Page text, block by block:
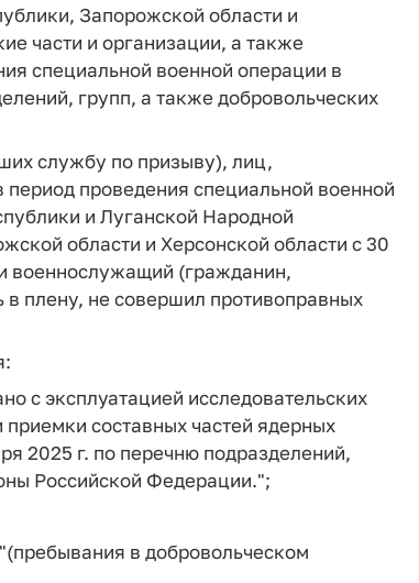
Запорожской области и
части и организации, а также
специальной военной операции в
групп, а также добровольческих
службу по призыву), лиц,
проведения специальной военной
и Луганской Народной
области и Херсонской области с 30
военнослужащий (гражданин,
плену, не совершил противоправных
с эксплуатацией исследовательских
составных частей ядерных
2025 г. по перечню подразделений,
Российской Федерации.";
в добровольческом